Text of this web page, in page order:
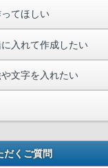
てほしい
入れて作成したい
文字を入れたい
だくご質問